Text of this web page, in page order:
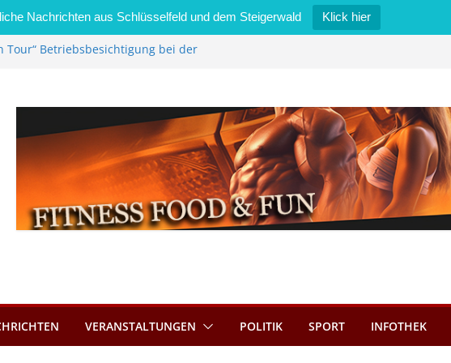
Nachrichten aus Schlüsselfeld und dem Steigerwald Klick hier
Tour“ Betriebsbesichtigung bei der
bietet Online-Anmeldung für
an
im Wert von 600 Euro
VERANSTALTUNGEN POLITIK SPORT INFOTHEK